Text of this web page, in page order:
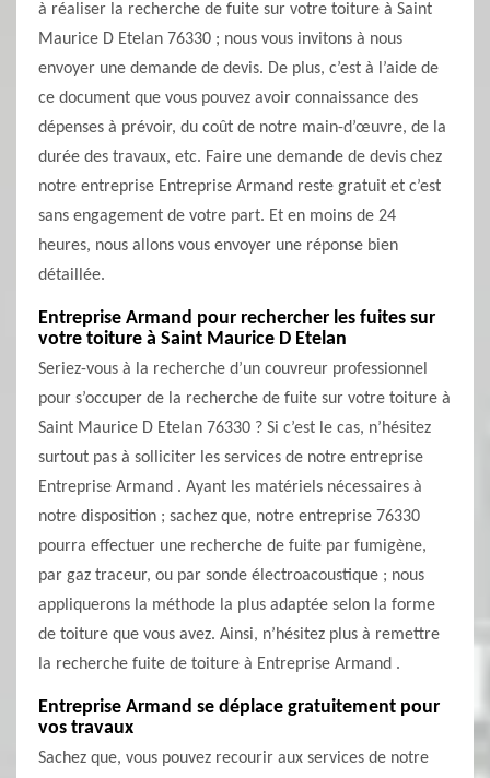
à réaliser la recherche de fuite sur votre toiture à Saint
Maurice D Etelan 76330 ; nous vous invitons à nous
envoyer une demande de devis. De plus, c’est à l’aide de
ce document que vous pouvez avoir connaissance des
dépenses à prévoir, du coût de notre main-d’œuvre, de la
durée des travaux, etc. Faire une demande de devis chez
notre entreprise Entreprise Armand reste gratuit et c’est
sans engagement de votre part. Et en moins de 24
heures, nous allons vous envoyer une réponse bien
détaillée.
Entreprise Armand pour rechercher les fuites sur
votre toiture à Saint Maurice D Etelan
Seriez-vous à la recherche d’un couvreur professionnel
pour s’occuper de la recherche de fuite sur votre toiture à
Saint Maurice D Etelan 76330 ? Si c’est le cas, n’hésitez
surtout pas à solliciter les services de notre entreprise
Entreprise Armand . Ayant les matériels nécessaires à
notre disposition ; sachez que, notre entreprise 76330
pourra effectuer une recherche de fuite par fumigène,
par gaz traceur, ou par sonde électroacoustique ; nous
appliquerons la méthode la plus adaptée selon la forme
de toiture que vous avez. Ainsi, n’hésitez plus à remettre
la recherche fuite de toiture à Entreprise Armand .
Entreprise Armand se déplace gratuitement pour
vos travaux
Sachez que, vous pouvez recourir aux services de notre